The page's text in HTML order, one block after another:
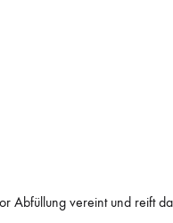
Abfüllung vereint und reift